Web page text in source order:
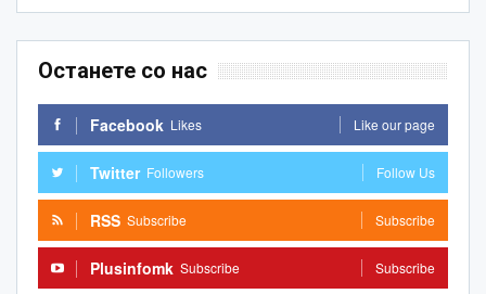
Останете со нас
Facebook Likes Like our page
Twitter Followers Follow Us
RSS Subscribe Subscribe
Plusinfomk Subscribe Subscribe